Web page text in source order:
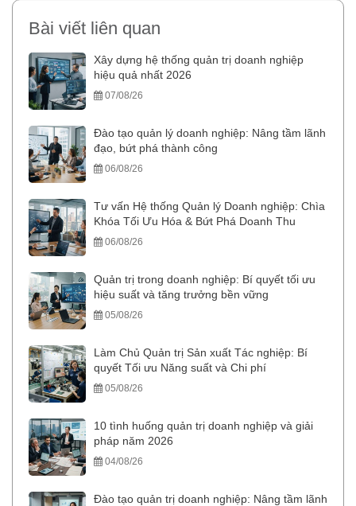
Bài viết liên quan
Xây dựng hệ thống quản trị doanh nghiệp
hiệu quả nhất 2026
07/08/26
Đào tạo quản lý doanh nghiệp: Nâng tầm lãnh
đạo, bứt phá thành công
06/08/26
Tư vấn Hệ thống Quản lý Doanh nghiệp: Chìa
Khóa Tối Ưu Hóa & Bứt Phá Doanh Thu
06/08/26
Quản trị trong doanh nghiệp: Bí quyết tối ưu
hiệu suất và tăng trưởng bền vững
05/08/26
Làm Chủ Quản trị Sản xuất Tác nghiệp: Bí
quyết Tối ưu Năng suất và Chi phí
05/08/26
10 tình huống quản trị doanh nghiệp và giải
pháp năm 2026
04/08/26
Đào tạo quản trị doanh nghiệp: Nâng tầm lãnh